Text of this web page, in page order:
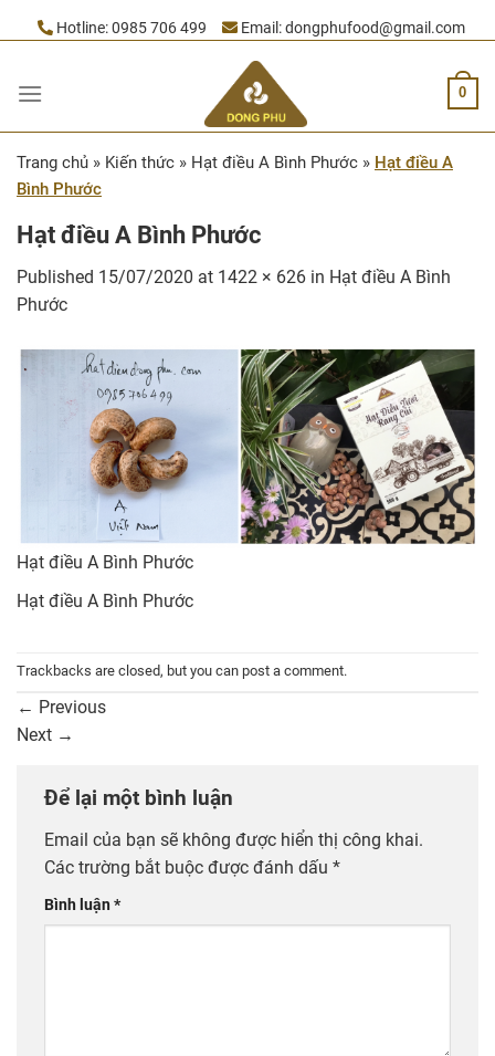
to
Hotline:0985 706 499 Email:dongphufood@gmail.com
0
Trang chủ » Kiến thức » Hạt điều A Bình Phước » Hạt điều A
Bình Phước
Hạt điều A Bình Phước
Published 15/07/2020 at 1422 × 626 in Hạt điều A Bình
Phước
Hạt điều A Bình Phước
Hạt điều A Bình Phước
Trackbacks are closed, but you can post a comment.
← Previous
Next →
Để lại một bình luận
Email của bạn sẽ không được hiển thị công khai.
Các trường bắt buộc được đánh dấu *
Bình luận*